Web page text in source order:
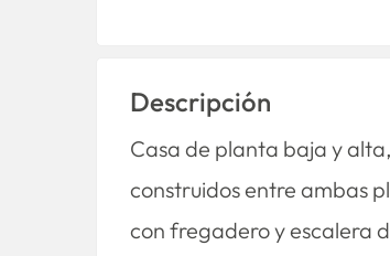
Descripción
Casa de planta baja y
construidos entre ambas
con fregadero y escalera